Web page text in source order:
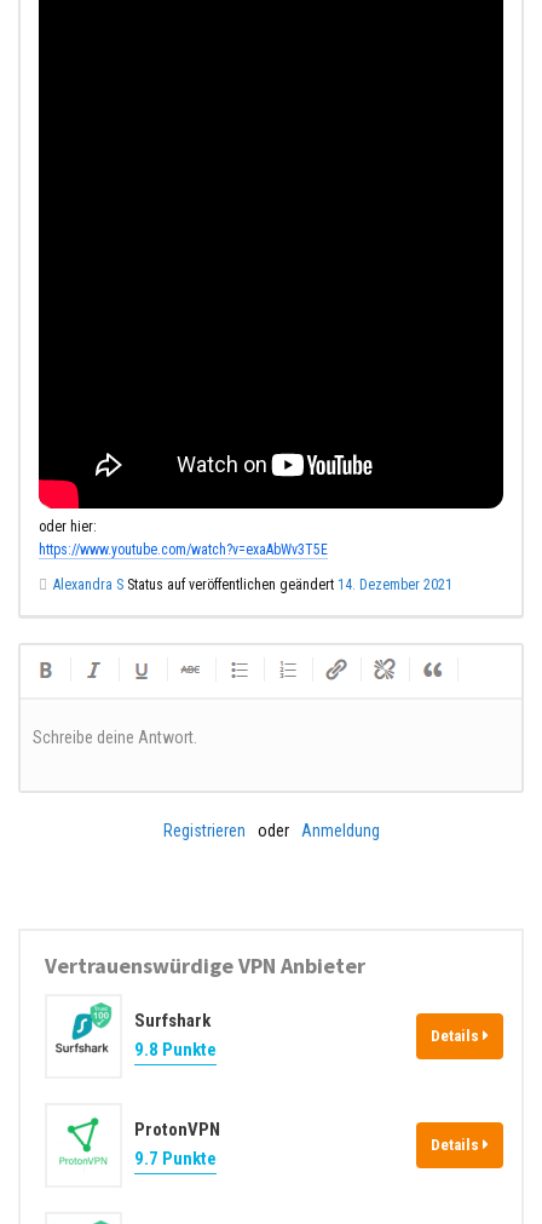
oder hier:
https://www.youtube.com/watch?v=exaAbWv3T5E
Alexandra S Status auf veröffentlichen geändert 14. Dezember 2021
Schreibe deine Antwort.
Registrieren oder Anmeldung
Vertrauenswürdige VPN Anbieter
Surfshark
9.8 Punkte
Details
ProtonVPN
9.7 Punkte
Details